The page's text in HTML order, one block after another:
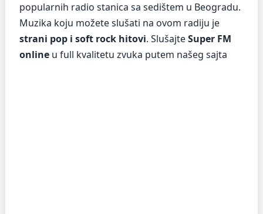
popularnih radio stanica sa sedištem u Beogradu.
Muzika koju možete slušati na ovom radiju je
strani pop i soft rock hitovi. SlušajteSuper FM
online u full kvalitetu zvuka putem našeg sajta